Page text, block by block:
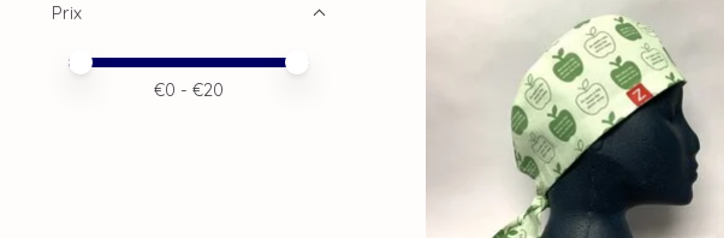
Prix
Prix minimum
Price maximum value
€0 - €20